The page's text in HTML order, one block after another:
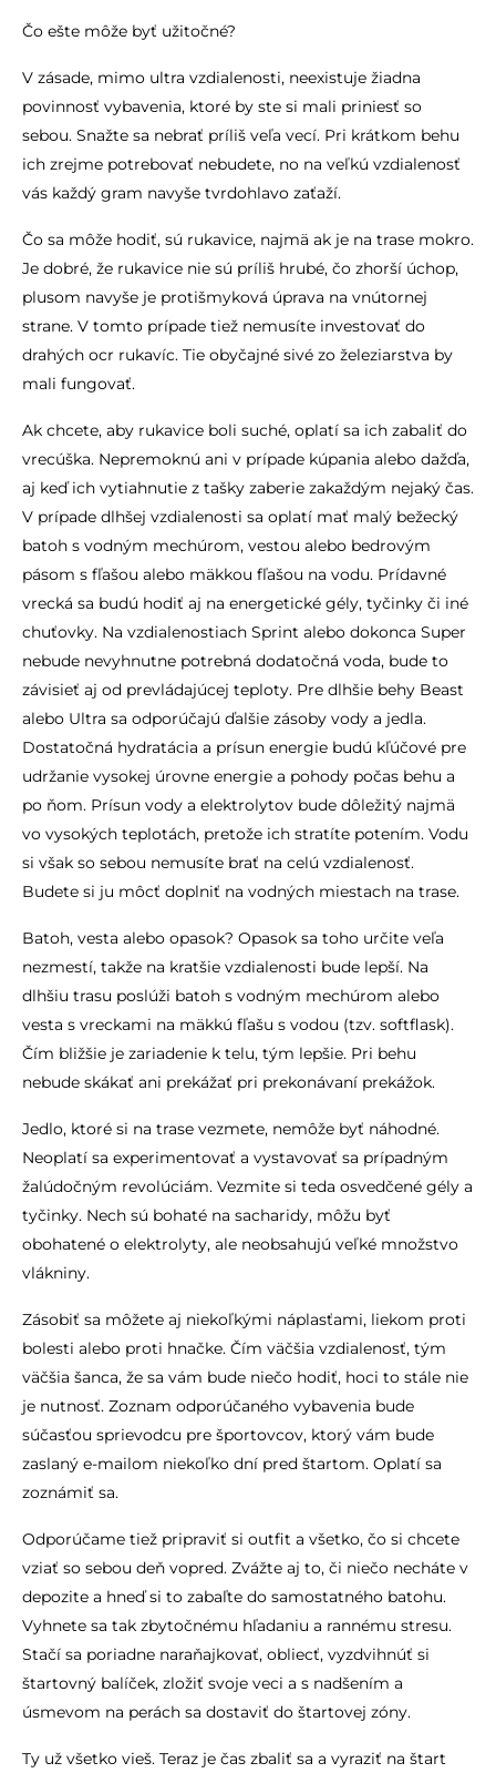
Čo ešte môže byť užitočné?
V zásade, mimo ultra vzdialenosti, neexistuje žiadna
povinnosť vybavenia, ktoré by ste si mali priniesť so
sebou. Snažte sa nebrať príliš veľa vecí. Pri krátkom behu
ich zrejme potrebovať nebudete, no na veľkú vzdialenosť
vás každý gram navyše tvrdohlavo zaťaží.
Čo sa môže hodiť, sú rukavice, najmä ak je na trase mokro.
Je dobré, že rukavice nie sú príliš hrubé, čo zhorší úchop,
plusom navyše je protišmyková úprava na vnútornej
strane. V tomto prípade tiež nemusíte investovať do
drahých ocr rukavíc. Tie obyčajné sivé zo železiarstva by
mali fungovať.
Ak chcete, aby rukavice boli suché, oplatí sa ich zabaliť do
vrecúška. Nepremoknú ani v prípade kúpania alebo dažďa,
aj keď ich vytiahnutie z tašky zaberie zakaždým nejaký čas.
V prípade dlhšej vzdialenosti sa oplatí mať malý bežecký
batoh s vodným mechúrom, vestou alebo bedrovým
pásom s fľašou alebo mäkkou fľašou na vodu. Prídavné
vrecká sa budú hodiť aj na energetické gély, tyčinky či iné
chuťovky. Na vzdialenostiach Sprint alebo dokonca Super
nebude nevyhnutne potrebná dodatočná voda, bude to
závisieť aj od prevládajúcej teploty. Pre dlhšie behy Beast
alebo Ultra sa odporúčajú ďalšie zásoby vody a jedla.
Dostatočná hydratácia a prísun energie budú kľúčové pre
udržanie vysokej úrovne energie a pohody počas behu a
po ňom. Prísun vody a elektrolytov bude dôležitý najmä
vo vysokých teplotách, pretože ich stratíte potením. Vodu
si však so sebou nemusíte brať na celú vzdialenosť.
Budete si ju môcť doplniť na vodných miestach na trase.
Batoh, vesta alebo opasok? Opasok sa toho určite veľa
nezmestí, takže na kratšie vzdialenosti bude lepší. Na
dlhšiu trasu poslúži batoh s vodným mechúrom alebo
vesta s vreckami na mäkkú fľašu s vodou (tzv. softflask).
Čím bližšie je zariadenie k telu, tým lepšie. Pri behu
nebude skákať ani prekážať pri prekonávaní prekážok.
Jedlo, ktoré si na trase vezmete, nemôže byť náhodné.
Neoplatí sa experimentovať a vystavovať sa prípadným
žalúdočným revolúciám. Vezmite si teda osvedčené gély a
tyčinky. Nech sú bohaté na sacharidy, môžu byť
obohatené o elektrolyty, ale neobsahujú veľké množstvo
vlákniny.
Zásobiť sa môžete aj niekoľkými náplasťami, liekom proti
bolesti alebo proti hnačke. Čím väčšia vzdialenosť, tým
väčšia šanca, že sa vám bude niečo hodiť, hoci to stále nie
je nutnosť. Zoznam odporúčaného vybavenia bude
súčasťou sprievodcu pre športovcov, ktorý vám bude
zaslaný e-mailom niekoľko dní pred štartom. Oplatí sa
zoznámiť sa.
Odporúčame tiež pripraviť si outfit a všetko, čo si chcete
vziať so sebou deň vopred. Zvážte aj to, či niečo necháte v
depozite a hneď si to zabaľte do samostatného batohu.
Vyhnete sa tak zbytočnému hľadaniu a rannému stresu.
Stačí sa poriadne naraňajkovať, obliecť, vyzdvihnúť si
štartovný balíček, zložiť svoje veci a s nadšením a
úsmevom na perách sa dostaviť do štartovej zóny.
Ty už všetko vieš. Teraz je čas zbaliť sa a vyraziť na štart